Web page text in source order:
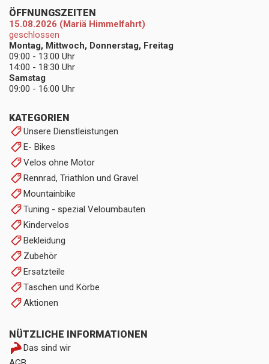
KATEGORIEN
Unsere Dienstleistungen
E- Bikes
Velos ohne Motor
Rennrad, Triathlon und Gravel
Mountainbike
Tuning - spezial Veloumbauten
Kindervelos
Bekleidung
Zubehör
Ersatzteile
Taschen und Körbe
Aktionen
NÜTZLICHE INFORMATIONEN
Das sind wir
ÖFFNUNGSZEITEN
15.08.2026 (Mariä Himmelfahrt)
geschlossen
Montag, Mittwoch, Donnerstag, Freitag
09:00 - 13:00 Uhr
14:00 - 18:30 Uhr
Samstag
09:00 - 16:00 Uhr